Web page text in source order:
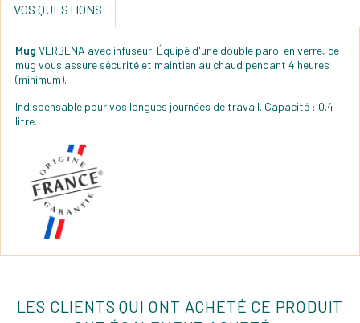
VOS QUESTIONS
Mug VERBENA avec infuseur. Équipé d'une double paroi en verre, ce
mug vous assure sécurité et maintien au chaud pendant 4 heures
(minimum).
Indispensable pour vos longues journées de travail. Capacité : 0.4
litre.
LES CLIENTS QUI ONT ACHETÉ CE PRODUIT